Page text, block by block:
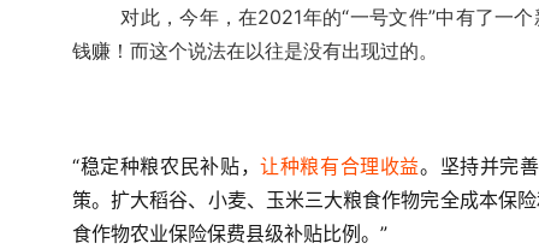
对此，今年，在2021年的“一号文件”中有了一
钱赚！而这个说法在以往是没有出现过的。
“稳定种粮农民补贴，让种粮有合理收益。坚持并完
策。扩大稻谷、小麦、玉米三大粮食作物完全成本保
食作物农业保险保费县级补贴比例。”